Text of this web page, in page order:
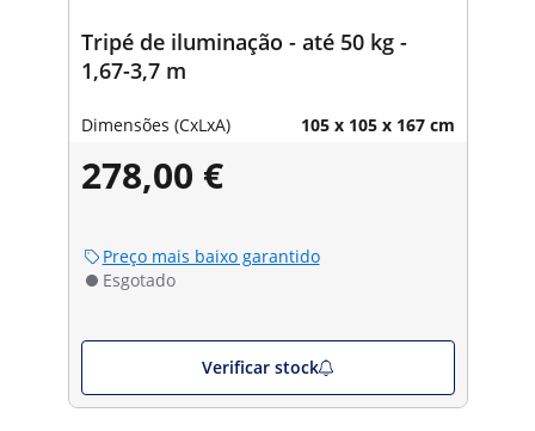
Tripé de iluminação - até 50 kg -
1,67-3,7 m
Dimensões (CxLxA) 105 x 105 x 167 cm
278,00 €
Preço mais baixo garantido
Esgotado
Verificar stock